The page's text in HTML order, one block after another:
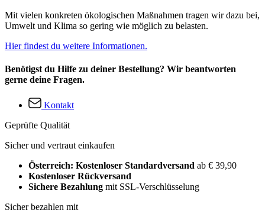
Mit vielen konkreten ökologischen Maßnahmen tragen wir dazu bei,
Umwelt und Klima so gering wie möglich zu belasten.
Hier findest du weitere Informationen.
Benötigst du Hilfe zu deiner Bestellung? Wir beantworten
gerne deine Fragen.
Kontakt
Geprüfte Qualität
Sicher und vertraut einkaufen
Österreich: Kostenloser Standardversand ab € 39,90
Kostenloser Rückversand
Sichere Bezahlung mit SSL-Verschlüsselung
Sicher bezahlen mit